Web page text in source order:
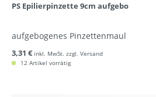
PS Epilierpinzette 9cm aufgebo
aufgebogenes Pinzettenmaul
3,31 € inkl. MwSt. zzgl. Versand
12 Artikel vorrätig